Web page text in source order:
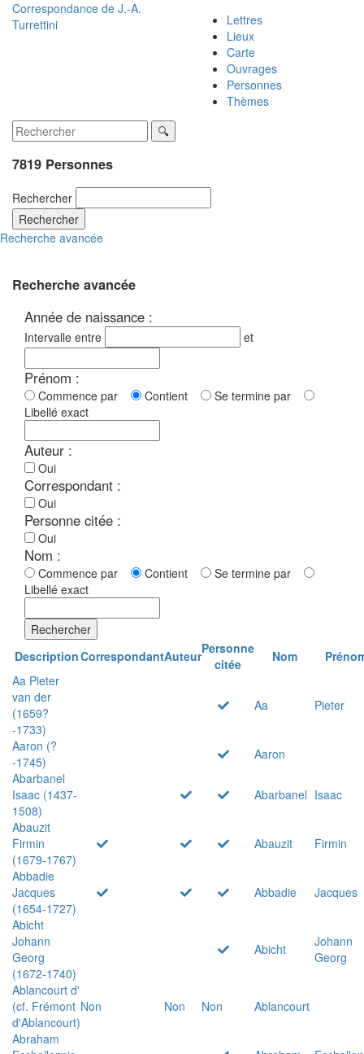
Correspondance de J.-A.
Turrettini
Lettres
Lieux
Carte
Ouvrages
Personnes
Thèmes
7819 Personnes
Rechercher
Rechercher
Recherche avancée
Recherche avancée
Année de naissance :
Intervalle entre et
Prénom :
Commence par Contient
Se termine par
Libellé exact
Auteur :
Oui
Correspondant :
Oui
Personne citée :
Oui
Nom :
Commence par Contient
Se termine par
Libellé exact
Rechercher
DescriptionCorrespondantAuteurPersonne
citée
Nom
Aa Pieter
van der
(1659?
-1733)
Aa Pieter
Aaron (?
-1745)
Aaron
Abarbanel
Isaac (1437-
1508)
Abarbanel Isaac
Abauzit
Firmin
(1679-1767)
Abauzit
Firmin
Abbadie
Jacques
(1654-1727)
Abbadie
Jacques
Abicht
Johann
Georg
(1672-1740)
Abicht
Johann
Georg
Ablancourt d'
(cf. Frémont
d'Ablancourt)
Non Non Non
Ablancourt
Abraham